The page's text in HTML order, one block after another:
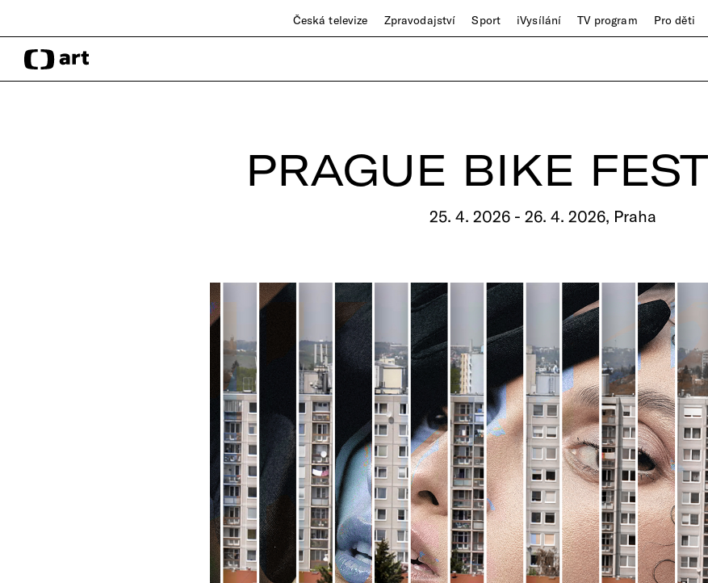
Česká televize Zpravodajství Sport iVysílání TV program Pro děti
PRAGUE BIKE
25. 4. 2026 - 26. 4. 2026, Praha